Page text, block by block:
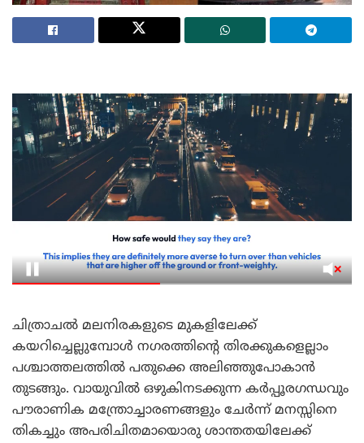
ചിത്രാചൽ മലനിരകളുടെ മുകളിലേക്ക്
കയറിച്ചെല്ലുമ്പോൾ നഗരത്തിന്റെ തിരക്കുകളെല്ലാം
പശ്ചാത്തലത്തിൽ പതുക്കെ അലിഞ്ഞുപോകാൻ
തുടങ്ങും. വായുവിൽ ഒഴുകിനടക്കുന്ന കർപ്പൂരഗന്ധവും
പൗരാണിക മന്ത്രോച്ചാരണങ്ങളും ചേർന്ന് മനസ്സിനെ
തികച്ചും അപരിചിതമായൊരു ശാന്തതയിലേക്ക്